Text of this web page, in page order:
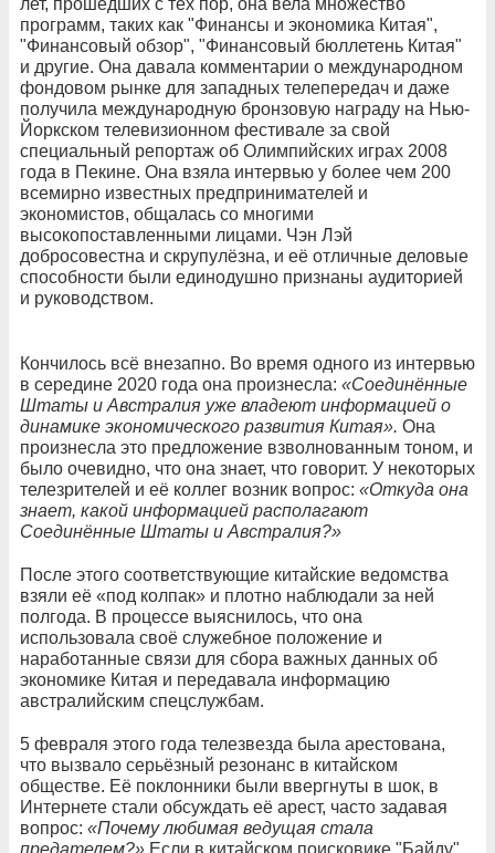
программ, таких как "Финансы и экономика Китая",
"Финансовый обзор", "Финансовый бюллетень Китая"
и другие. Она давала комментарии о международном
фондовом рынке для западных телепередач и даже
получила международную бронзовую награду на Нью-
Йоркском телевизионном фестивале за свой
специальный репортаж об Олимпийских играх 2008
года в Пекине. Она взяла интервью у более чем 200
всемирно известных предпринимателей и
экономистов, общалась со многими
высокопоставленными лицами. Чэн Лэй
добросовестна и скрупулёзна, и её отличные деловые
способности были единодушно признаны аудиторией
и руководством.
Кончилось всё внезапно. Во время одного из интервью
в середине 2020 года она произнесла: «Соединённые
Штаты и Австралия уже владеют информацией о
динамике экономического развития Китая». Она
произнесла это предложение взволнованным тоном, и
было очевидно, что она знает, что говорит. У некоторых
телезрителей и её коллег возник вопрос: «Откуда она
знает, какой информацией располагают
Соединённые Штаты и Австралия?»
После этого соответствующие китайские ведомства
взяли её «под колпак» и плотно наблюдали за ней
полгода. В процессе выяснилось, что она
использовала своё служебное положение и
наработанные связи для сбора важных данных об
экономике Китая и передавала информацию
австралийским спецслужбам.
5 февраля этого года телезвезда была арестована,
что вызвало серьёзный резонанс в китайском
обществе. Её поклонники были ввергнуты в шок, в
Интернете стали обсуждать её арест, часто задавая
вопрос: «Почему любимая ведущая стала
предателем?» Если в китайском поисковике "Байду"